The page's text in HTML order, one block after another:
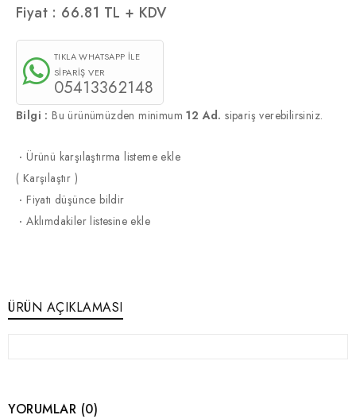
Fiyat : 66.81 TL + KDV
TIKLA WHATSAPP İLE
SİPARİŞ VER
05413362148
Bilgi : Bu ürünümüzden minimum12 Ad. sipariş verebilirsiniz.
·Ürünü karşılaştırma listeme ekle
( Karşılaştır )
·Fiyatı düşünce bildir
·Aklımdakiler listesine ekle
ÜRÜN AÇIKLAMASI
YORUMLAR (0)